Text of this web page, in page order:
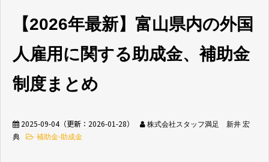
お役立ち情報
【2026年最新】富山県内の外国
人雇用に関する助成金、補助金
制度まとめ
2025-09-04（更新： 2026-01-28）
株式会社スタッフ満足 新井 宏
典
補助金-助成金